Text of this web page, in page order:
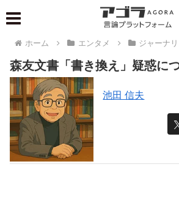
ホーム エンタメ ジャーナ
森友文書「書き換え」疑惑に
池田 信夫